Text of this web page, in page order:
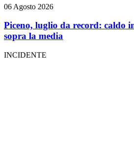
06 Agosto 2026
Piceno, luglio da record: caldo
sopra la media
INCIDENTE